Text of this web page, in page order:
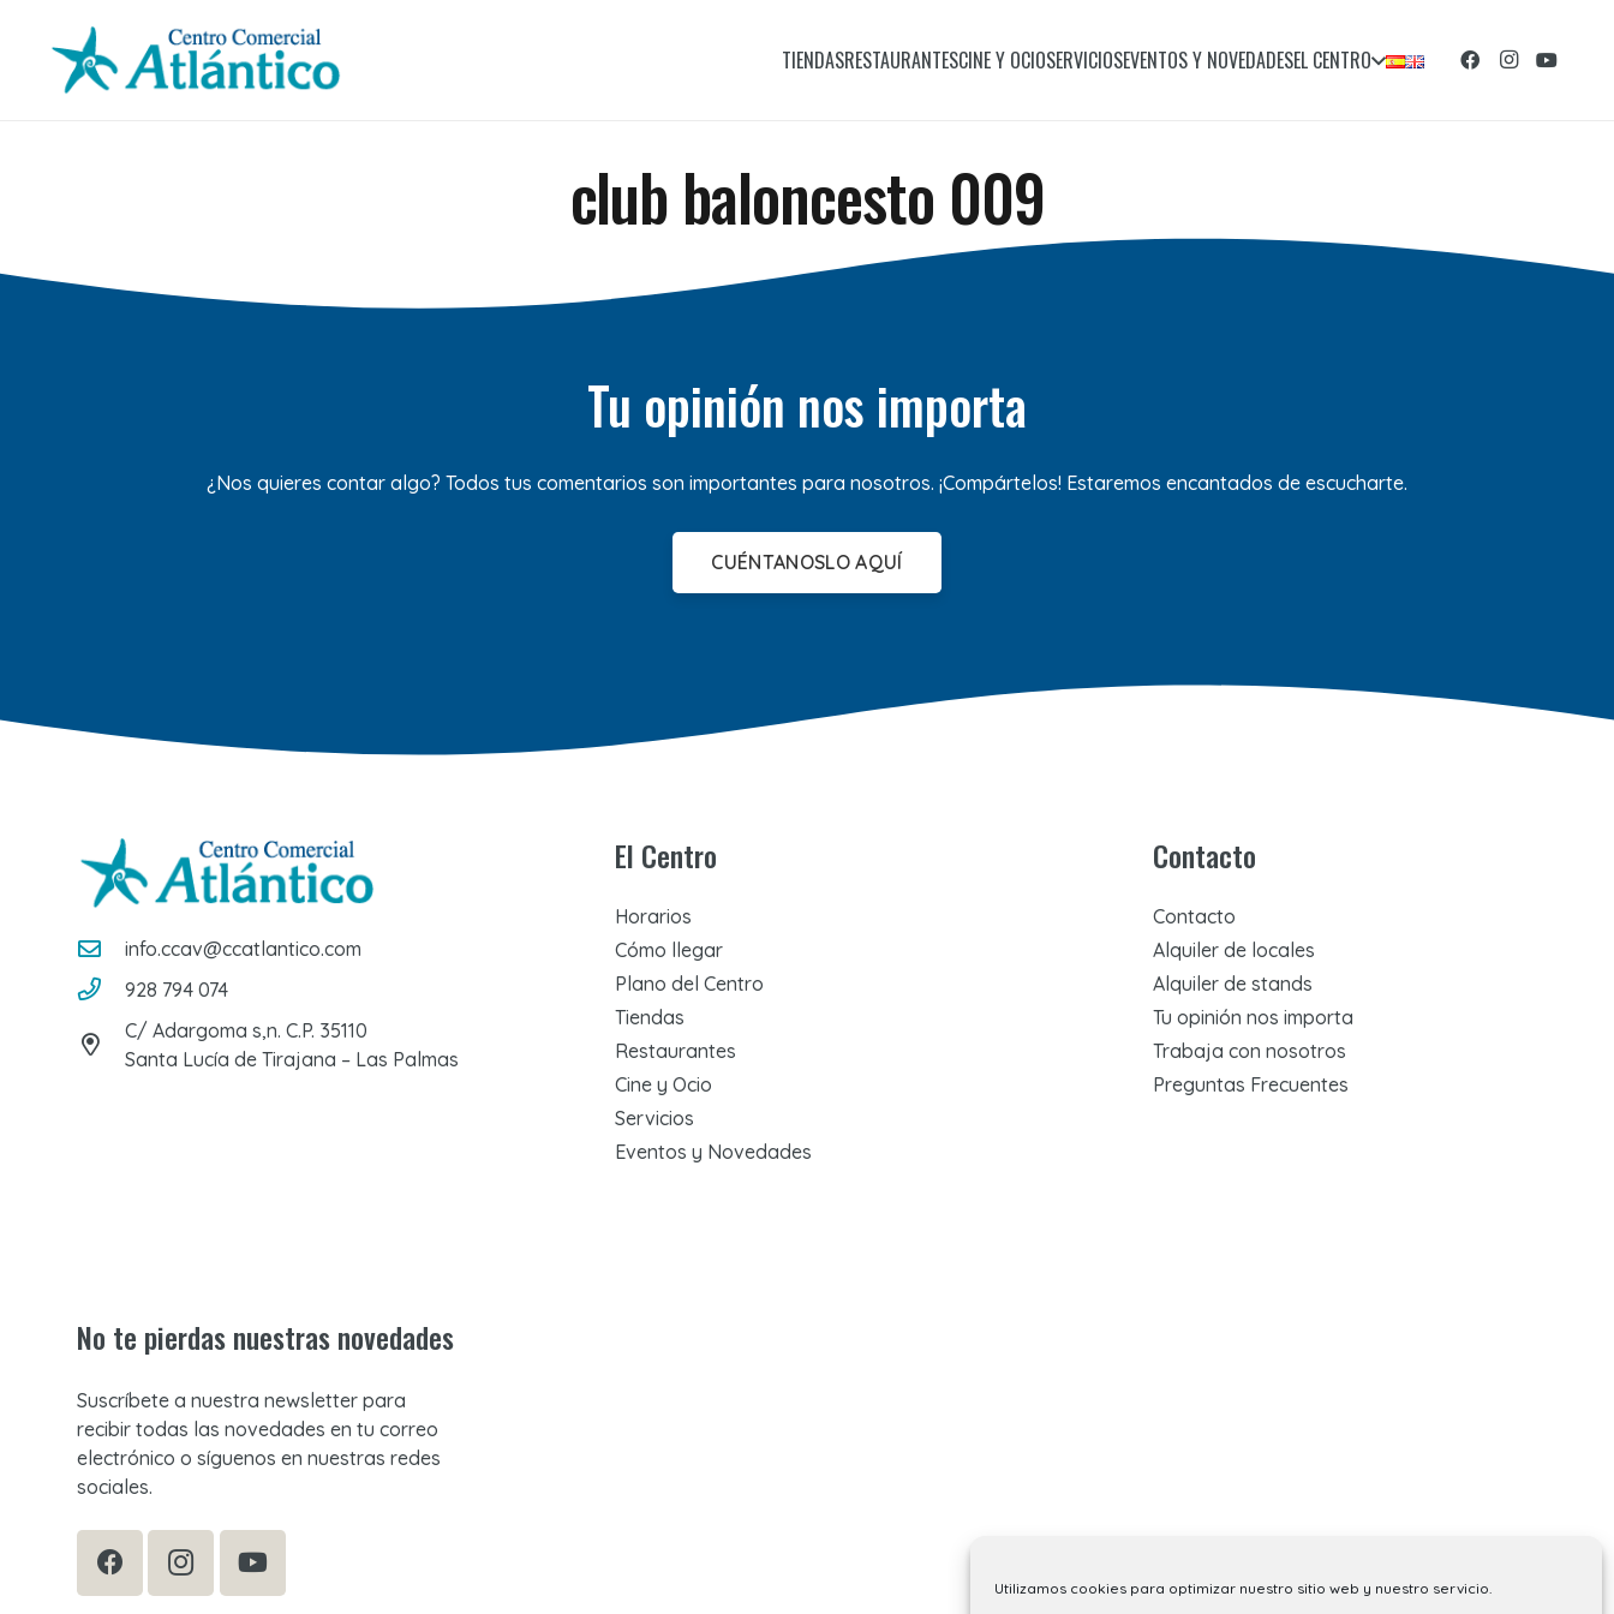
Utilizamos cookies para optimizar nuestro sitio web y nuestro servicio.
TIENDASRESTAURANTESCINE Y OCIOSERVICIOSEVENTOS Y NOVEDADESEL CENTRO
club baloncesto 009
Tu opinión nos importa
¿Nos quieres contar algo? Todos tus comentarios son importantes para nosotros. ¡Compártelos! Estaremos encantados de escucharte.
CUÉNTANOSLO AQUÍ
info.ccav@ccatlantico.com
928 794 074
C/ Adargoma s,n. C.P. 35110
Santa Lucía de Tirajana – Las Palmas
El Centro
Horarios
Cómo llegar
Plano del Centro
Tiendas
Restaurantes
Cine y Ocio
Servicios
Eventos y Novedades
Contacto
Contacto
Alquiler de locales
Alquiler de stands
Tu opinión nos importa
Trabaja con nosotros
Preguntas Frecuentes
No te pierdas nuestras novedades
Suscríbete a nuestra newsletter para
recibir todas las novedades en tu correo
electrónico o síguenos en nuestras redes
sociales.